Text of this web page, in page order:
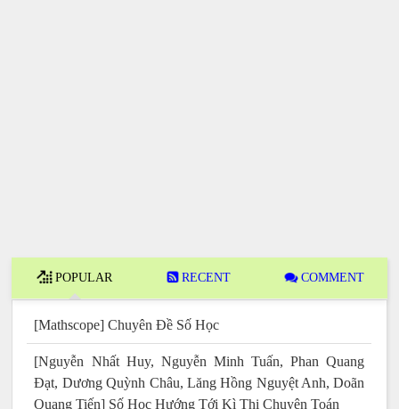
POPULAR RECENT COMMENT
[Mathscope] Chuyên Đề Số Học
[Nguyễn Nhất Huy, Nguyễn Minh Tuấn, Phan Quang
Đạt, Dương Quỳnh Châu, Lăng Hồng Nguyệt Anh, Doãn
Quang Tiến] Số Học Hướng Tới Kì Thi Chuyên Toán